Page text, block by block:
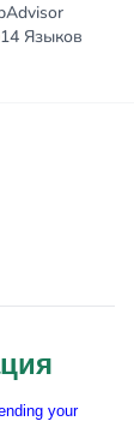
14 Языков
your